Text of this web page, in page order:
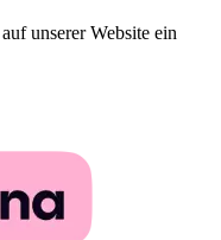
unserer Website ein